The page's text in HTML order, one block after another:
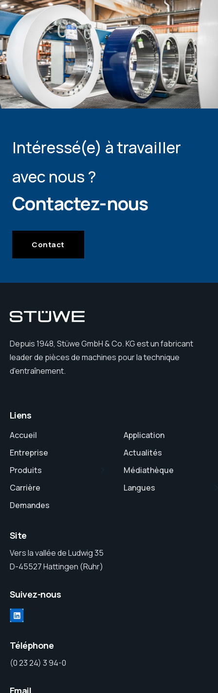
Intéressé(e) à travailler
avec nous ?
Contactez-nous
Contact
Depuis 1948, Stüwe GmbH & Co. KG est un fabricant
leader de pièces de machines pour la technique
d'entraînement.
Liens
Accueil
Entreprise
Produits
Carrière
Demandes
Application
Actualités
Médiathèque
Langues
Site
Vers la vallée de Ludwig 35
D-45527 Hattingen (Ruhr)
Suivez-nous
Téléphone
(0 23 24) 3 94-0